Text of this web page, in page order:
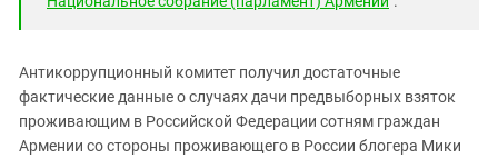
Антикоррупционный комитет получил достаточные
фактические данные о случаях дачи предвыборных взяток
проживающим в Российской Федерации сотням граждан
Армении со стороны проживающего в России блогера Мики